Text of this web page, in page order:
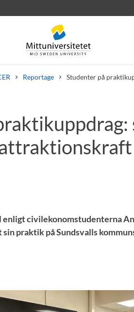
Reportage Studenter på
jobb
enligt civilekonomstudenterna
praktik på Sundsvalls